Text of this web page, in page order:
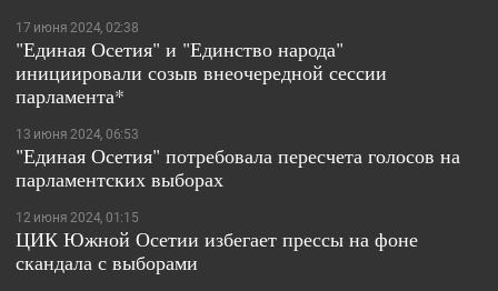
17 июня 2024, 02:38
"Единая Осетия" и "Единство народа"
инициировали созыв внеочередной сессии
парламента*
13 июня 2024, 06:53
"Единая Осетия" потребовала пересчета голосов на
парламентских выборах
12 июня 2024, 01:15
ЦИК Южной Осетии избегает прессы на фоне
скандала с выборами